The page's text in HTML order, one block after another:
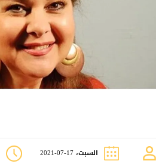
السبت، 17-07-2021